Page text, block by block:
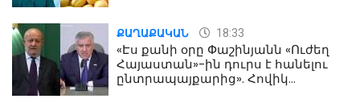
ՔԱՂԱՔԱԿԱՆ 18:33
«Էս քանի օրը Փաշինյանն «Ուժեղ
Հայաստան»-ին դուրս է հանելու
ընտրապայքարից». Հովիկ